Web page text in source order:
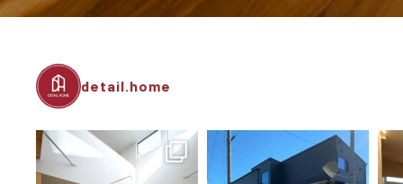
detail.home